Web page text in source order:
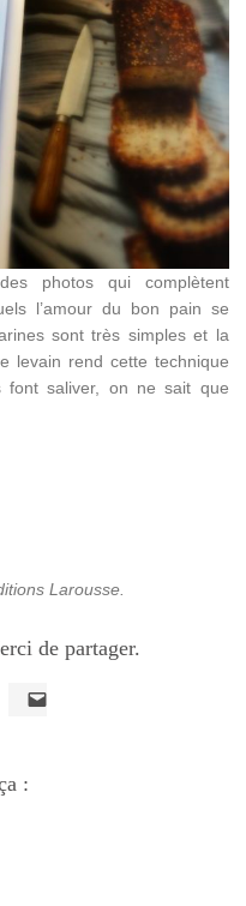
photos qui complètent
l’amour du bon pain se
sont très simples et la
levain rend cette technique
font saliver, on ne sait que
Larousse.
de partager.
: